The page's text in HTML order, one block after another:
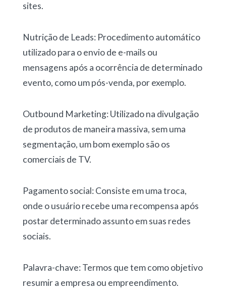
sites.
Nutrição de Leads: Procedimento automático
utilizado para o envio de e-mails ou
mensagens após a ocorrência de determinado
evento, como um pós-venda, por exemplo.
Outbound Marketing: Utilizado na divulgação
de produtos de maneira massiva, sem uma
segmentação, um bom exemplo são os
comerciais de TV.
Pagamento social: Consiste em uma troca,
onde o usuário recebe uma recompensa após
postar determinado assunto em suas redes
sociais.
Palavra-chave: Termos que tem como objetivo
resumir a empresa ou empreendimento.